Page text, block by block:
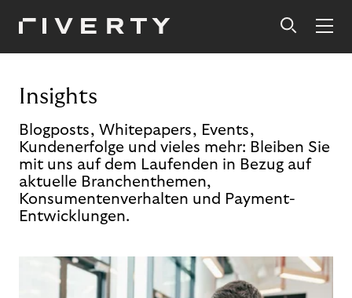
Insights
Blogposts, Whitepapers, Events,
Kundenerfolge und vieles mehr: Bleiben Sie
mit uns auf dem Laufenden in Bezug auf
aktuelle Branchenthemen,
Konsumentenverhalten und Payment-
Entwicklungen.